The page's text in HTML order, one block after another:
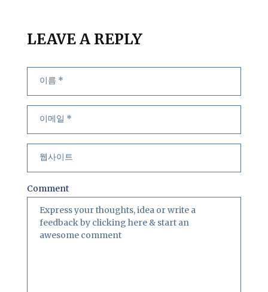
LEAVE A REPLY
Comment